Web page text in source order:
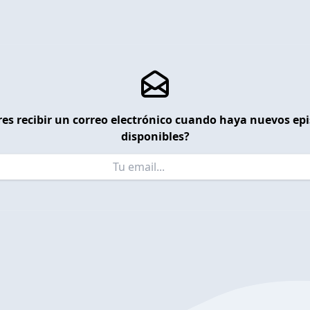
recibir un correo electrónico cuando haya nuevos
disponibles?